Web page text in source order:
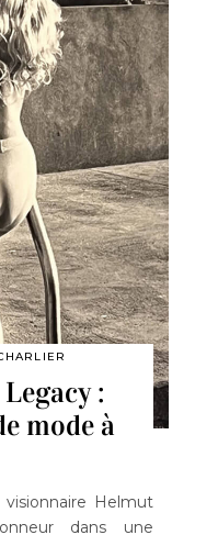
:
mode à
Helmut
dans une